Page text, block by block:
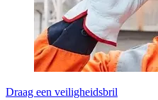
Draag een veiligheidsbril